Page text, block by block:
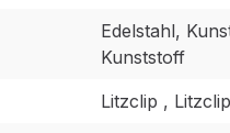
Edelstahl,
Kunststoff
Litzclip , Litzclip